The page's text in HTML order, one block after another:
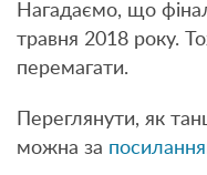
Нагадаємо, що
травня 2018 року.
перемагати.
Переглянути, як
можна за